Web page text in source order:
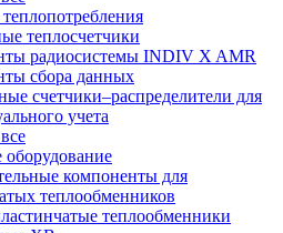
теплосчетчики
радиосистемы INDIV X AMR
сбора данных
счетчики–распределители для
учета
компоненты для
теплообменников
теплообменники